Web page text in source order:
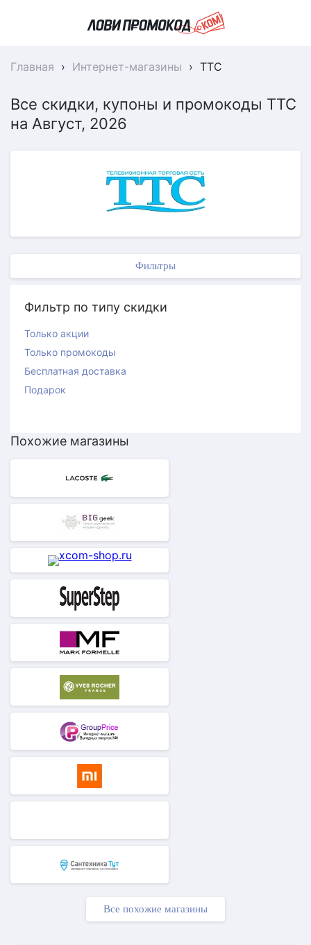
Главная › Интернет-магазины › ТТС
Все скидки, купоны и промокоды ТТС
на Август, 2026
Фильтры
Фильтр по типу скидки
Только акции
Только промокоды
Бесплатная доставка
Подарок
Похожие магазины
Все похожие магазины